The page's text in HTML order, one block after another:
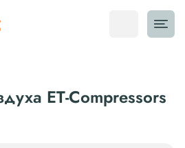
ET-Compressors